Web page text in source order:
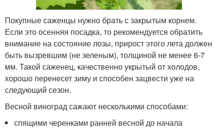
Покупные саженцы нужно брать с закрытым корнем.
Если это осенняя посадка, то рекомендуется обратить
внимание на состояние лозы, прирост этого лета должен
быть вызревшим (не зеленым), толщиной не менее 6-7
мм. Такой саженец, качественно укрытый от холодов,
хорошо перенесет зиму и способен зацвести уже на
следующий сезон.
Весной виноград сажают несколькими способами:
спящими черенками ранней весной до начала